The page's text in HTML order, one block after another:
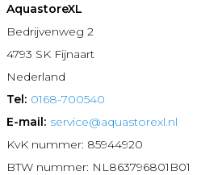
AquastoreXL
Bedrijvenweg 2
4793 SK Fijnaart
Nederland
Tel: 0168-700540
E-mail: service@aquastorexl.nl
KvK nummer: 85944920
BTW nummer: NL863796801B01